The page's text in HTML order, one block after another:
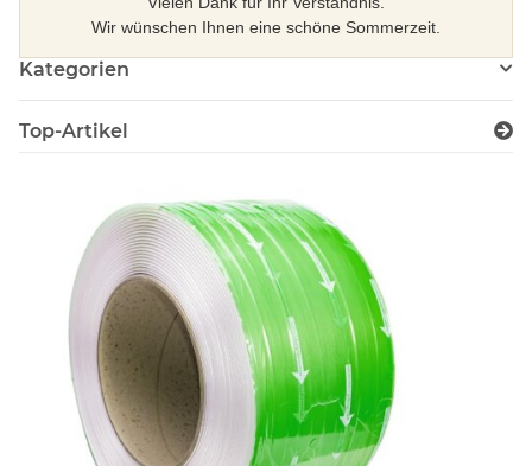
Wir wünschen Ihnen eine schöne Sommerzeit.
Kategorien
Top-Artikel